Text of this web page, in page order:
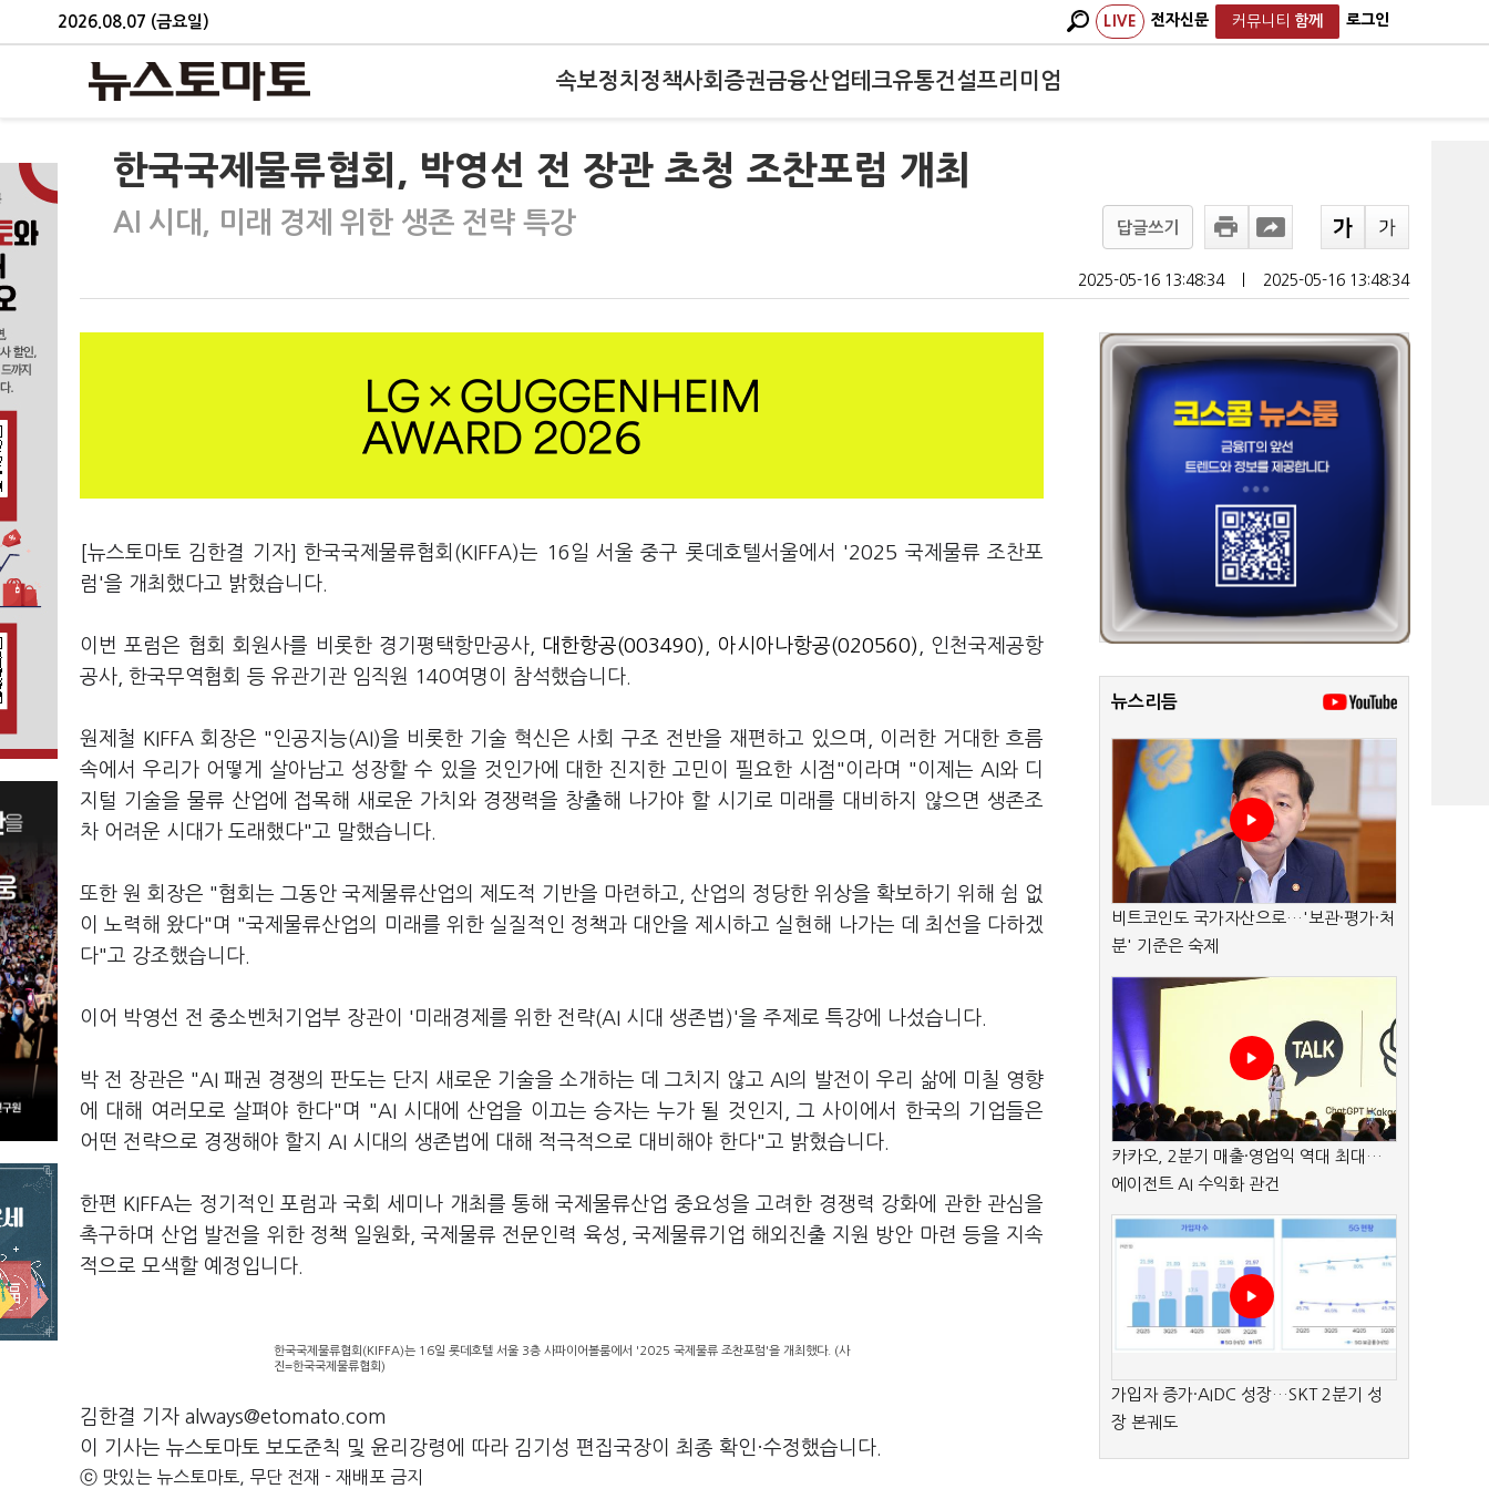
2026.08.07 (금요일) LIVE 전자신문 커뮤니티 함께 로그인
속보정치 정책사회 증권금융산업테크유통건설프리미엄
한국국제물류협회, 박영선 전 장관 초청 조찬포럼 개최
AI 시대, 미래 경제 위한 생존 전략 특강 답글쓰기
2025-05-16 13:48:34 2025-05-16 13:48:34
[뉴스토마토 김한결 기자] 한국국제물류협회(KIFFA)는 16일 서울 중구 롯데호텔서울에서 '2025 국제물류 조찬포
럼'을 개최했다고 밝혔습니다.
이번 포럼은 협회 회원사를 비롯한 경기평택항만공사, 대한항공(003490) 아시아나항공(020560) , 인천국제공항
공사, 한국무역협회 등 유관기관 임직원 140여명이 참석했습니다.
원제철 KIFFA 회장은 "인공지능(AI)을 비롯한 기술 혁신은 사회 구조 전반을 재편하고 있으며, 이러한 거대한 흐름
속에서 우리가 어떻게 살아남고 성장할 수 있을 것인가에 대한 진지한 고민이 필요한 시점"이라며 "이제는 AI와 디
지털 기술을 물류 산업에 접목해 새로운 가치와 경쟁력을 창출해 나가야 할 시기로 미래를 대비하지 않으면 생존조
차 어려운 시대가 도래했다"고 말했습니다.
또한 원 회장은 "협회는 그동안 국제물류산업의 제도적 기반을 마련하고, 산업의 정당한 위상을 확보하기 위해 쉼 없
이 노력해 왔다"며 "국제물류산업의 미래를 위한 실질적인 정책과 대안을 제시하고 실현해 나가는 데 최선을 다하겠
다"고 강조했습니다.
이어 박영선 전 중소벤처기업부 장관이 '미래경제를 위한 전략(AI 시대 생존법)'을 주제로 특강에 나섰습니다.
박 전 장관은 "AI 패권 경쟁의 판도는 단지 새로운 기술을 소개하는 데 그치지 않고 AI의 발전이 우리 삶에 미칠 영향
에 대해 여러모로 살펴야 한다"며 "AI 시대에 산업을 이끄는 승자는 누가 될 것인지, 그 사이에서 한국의 기업들은
어떤 전략으로 경쟁해야 할지 AI 시대의 생존법에 대해 적극적으로 대비해야 한다"고 밝혔습니다.
한편 KIFFA는 정기적인 포럼과 국회 세미나 개최를 통해 국제물류산업 중요성을 고려한 경쟁력 강화에 관한 관심을
촉구하며 산업 발전을 위한 정책 일원화, 국제물류 전문인력 육성, 국제물류기업 해외진출 지원 방안 마련 등을 지속
적으로 모색할 예정입니다.
한국국제물류협회(KIFFA)는 16일 롯데호텔 서울 3층 사파이어볼룸에서 '2025 국제물류 조찬포럼'을 개최했다. (사
진=한국국제물류협회)
김한결 기자 always@etomato.com
이 기사는 뉴스토마토 보도준칙 및 윤리강령에 따라 김기성 편집국장이 최종 확인·수정했습니다.
ⓒ 맛있는 뉴스토마토, 무단 전재 - 재배포 금지
뉴스리듬
비트코인도 국가자산으로…'보관·평가·처
분' 기준은 숙제
카카오, 2분기 매출·영업익 역대 최대…
에이전트 AI 수익화 관건
가입자 증가·AIDC 성장…SKT 2분기 성
장 본궤도